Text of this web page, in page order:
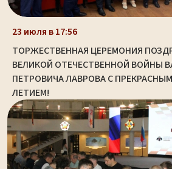
23 июля в 17:56
ТОРЖЕСТВЕННАЯ ЦЕРЕМОНИЯ
ВЕЛИКОЙ ОТЕЧЕСТВЕННОЙ ВОЙНЫ
ПЕТРОВИЧА ЛАВРОВА С
ЛЕТИЕМ!